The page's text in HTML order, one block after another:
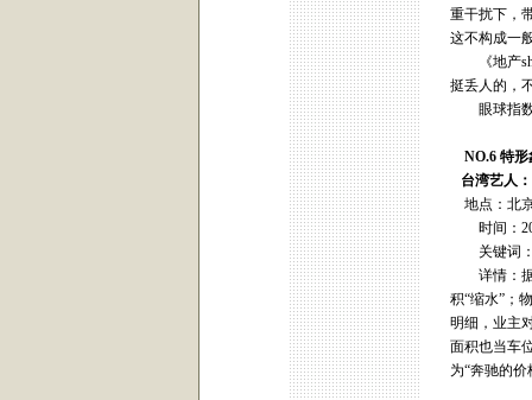
重干扰下，
这不构成一
《地产
挺丢人的，
眼球指
NO.6 特形
台湾艺人
地点：北
时间：
关键词：
详情：据
积“缩水”；
明细，业主
面积也当车
为“奔驰的